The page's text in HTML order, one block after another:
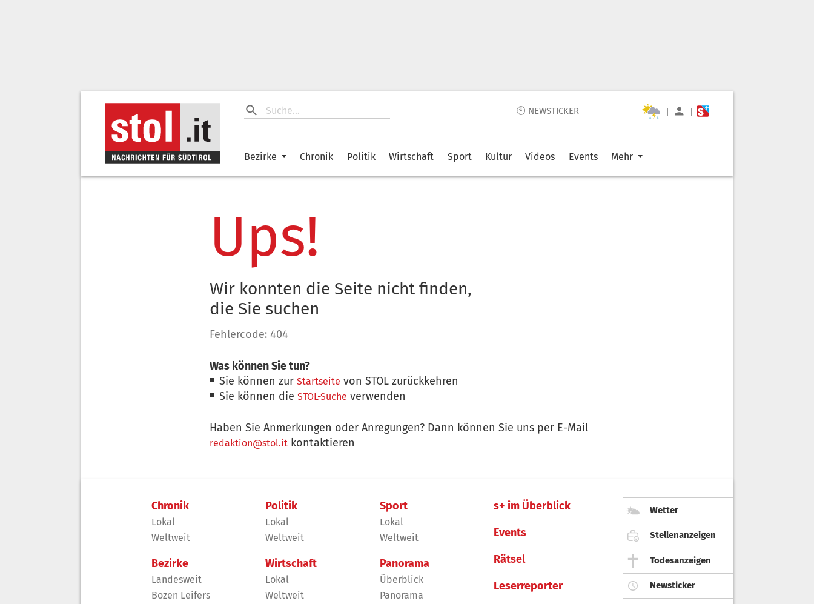
🕙 NEWSTICKER | |
Bezirke Chronik Politik Wirtschaft Sport Kultur Videos Events Mehr
Ups!
Wir konnten die Seite nicht finden,
die Sie suchen
Fehlercode: 404
Was können Sie tun?
Sie können zurStartseite von STOL zurückkehren
Sie können dieSTOL-Suche verwenden
Haben Sie Anmerkungen oder Anregungen? Dann können Sie uns per E-Mail
redaktion@stol.it kontaktieren
Chronik
Lokal
Weltweit
Bezirke
Landesweit
Bozen Leifers
Politik
Lokal
Weltweit
Wirtschaft
Lokal
Weltweit
Sport
Lokal
Weltweit
Panorama
Überblick
Panorama
s+ im Überblick
Events
Rätsel
Leserreporter
Wetter
Stellenanzeigen
Todesanzeigen
Newsticker